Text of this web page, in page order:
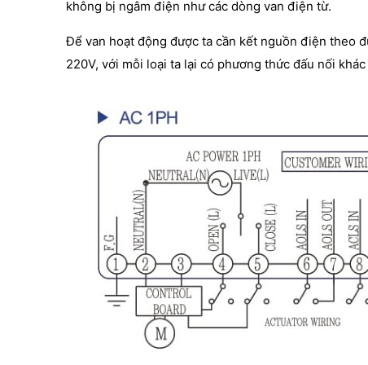
không bị ngâm điện như các dòng van điện từ.
Để van hoạt động được ta cần kết nguồn điện theo
220V, với mỗi loại ta lại có phương thức đấu nối khác